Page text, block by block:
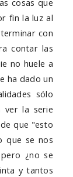
cosas que
fin la luz al
con
contar las
no huele a
ha dado un
sólo
ver la serie
que "esto
que se nos
¿no se
y tantos